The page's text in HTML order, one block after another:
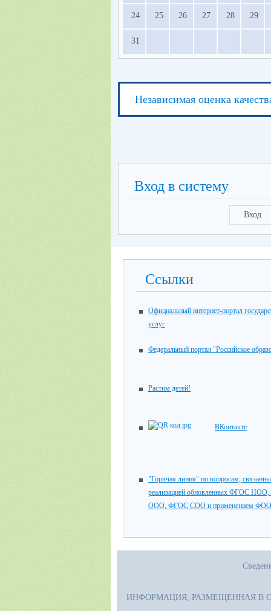
24 25 26 27 28 29
31
Независимая оценка
Вход в систему
Вход
Ссылки
Официальный интернет-портал
услуг
Федеральный портал "Российское
Растим детей!
ВКонтакте
"Горячая линия" по вопросам,
реализацией обновленных ФГОС
ООО, ФГОС СОО и применением
ИНФОРМАЦИЯ, РАЗМЕЩЕННАЯ В